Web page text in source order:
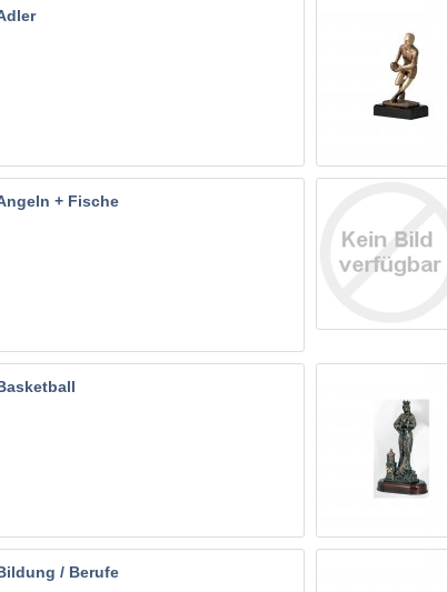
+ Fische
/ Berufe